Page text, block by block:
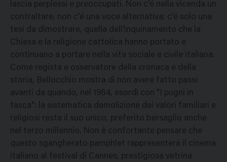
lascia perplessi e preoccupati. Non c'é nella vicenda un
contraltare, non c'é una voce alternativa: c'é solo una
tesi da dimostrare, quella dell'inquinamento che la
Chiesa e la religione cattolica hanno portato e
continuano a portare nella vita sociale e civile italiana.
Come regista e osservatore della cronaca e della
storia, Bellocchio mostra di non avere fatto passi
avanti da quando, nel 1964, esordì con "I pugni in
tasca": la sistematica demolizione dei valori familiari e
religiosi resta il suo unico, preferito bersaglio anche
nel terzo millennio. Non è confortante pensare che
questo sgangherato pamphlet rappresenterà il cinema
italiano al festival di Cannes, prestigiosa vetrina